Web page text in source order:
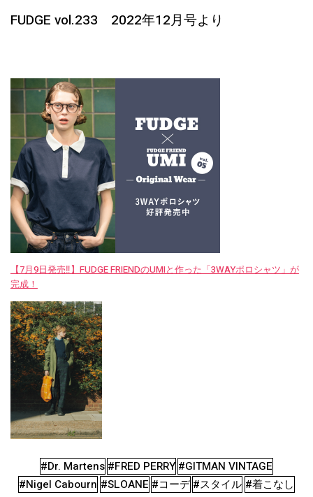
FUDGE vol.233 2022年12月号より
【7月9日発売‼︎】FUDGE FRIENDのUMIと作った「3WAYポロシャツ」が
完成！
#Dr. Martens #FRED PERRY #GITMAN VINTAGE
#Nigel Cabourn #SLOANE #コーデ #スタイル #着こなし